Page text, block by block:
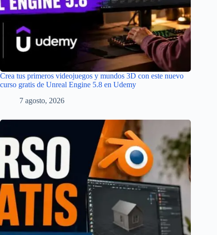
Crea tus primeros videojuegos y mundos 3D con este nuevo
curso gratis de Unreal Engine 5.8 en Udemy
7 agosto, 2026